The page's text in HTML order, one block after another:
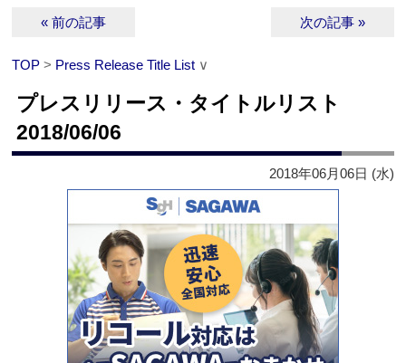
« 前の記事 次の記事 »
TOP > Press Release Title List ∨
プレスリリース・タイトルリスト
2018/06/06
2018年06月06日 (水)